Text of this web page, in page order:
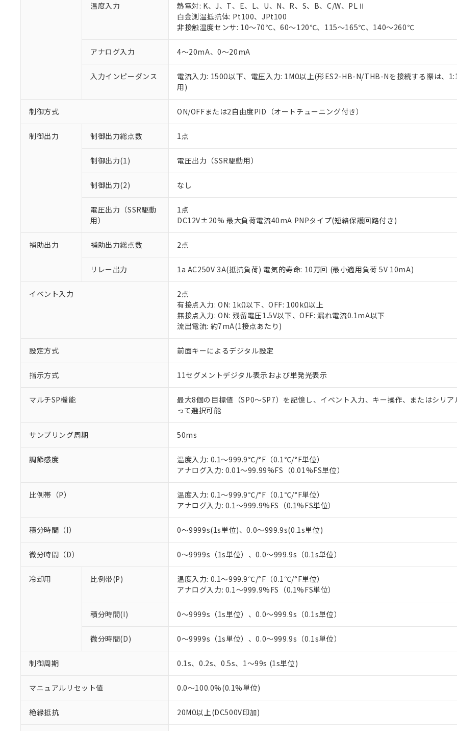
温度入力
熱電対: K、J、T、E、L、U、N、R、S、B、C/W、PLⅡ
白金測温抵抗体: Pt100、JPt100
非接触温度センサ: 10～70℃、60～120℃、115～165℃、140～260℃
アナログ入力 4～20mA、0～20mA
入力インピーダンス
電流入力: 150Ω以下、電圧入力: 1MΩ以上(形ES2-HB-N/THB-Nを接続する際は、
用)
制御方式 ON/OFFまたは2自由度PID（オートチューニング付き）
制御出力 制御出力総点数 1点
制御出力(1) 電圧出力（SSR駆動用）
制御出力(2) なし
電圧出力（SSR駆動
用）
1点
DC12V±20% 最大負荷電流40mA PNPタイプ(短絡保護回路付き)
補助出力 補助出力総点数 2点
リレー出力 1a AC250V 3A(抵抗負荷) 電気的寿命: 10万回 (最小適用負荷 5V 10mA)
イベント入力
2点
有接点入力: ON: 1kΩ以下、OFF: 100kΩ以上
無接点入力: ON: 残留電圧1.5V以下、OFF: 漏れ電流0.1mA以下
流出電流: 約7mA(1接点あたり)
設定方式 前面キーによるデジタル設定
指示方式 11セグメントデジタル表示および単発光表示
マルチSP機能
最大8個の目標値（SP0～SP7）を記憶し、イベント入力、キー操作、またはシリア
って選択可能
サンプリング周期 50ms
調節感度
温度入力: 0.1～999.9℃/°F（0.1℃/°F単位）
アナログ入力: 0.01～99.99%FS（0.01%FS単位）
比例帯（P）
温度入力: 0.1～999.9℃/°F（0.1℃/°F単位）
アナログ入力: 0.1～999.9%FS（0.1%FS単位）
積分時間（I） 0～9999s(1s単位)、0.0～999.9s(0.1s単位)
微分時間（D） 0～9999s（1s単位）、0.0～999.9s（0.1s単位）
冷却用 比例帯(P)
温度入力: 0.1～999.9℃/°F（0.1℃/°F単位）
アナログ入力: 0.1～999.9%FS（0.1%FS単位）
積分時間(I) 0～9999s（1s単位）、0.0～999.9s（0.1s単位）
微分時間(D) 0～9999s（1s単位）、0.0～999.9s（0.1s単位）
制御周期 0.1s、0.2s、0.5s、1～99s (1s単位)
マニュアルリセット値 0.0～100.0%(0.1%単位)
絶縁抵抗 20MΩ以上(DC500V印加)
ご利用条件
以下の条件をお読みいただき、同意のうえご利用ください。
本サービスは、当社制御機器事業取扱商品の当社在庫状況および標準価格(税抜)を
くものです。
当社制御機器事業取扱商品の中には、本サービスの対象外となる商品もあることを
在庫状況および標準価格照会結果は、記載している更新日時点での社内データに基
い。
正式な納期状況および標準価格はお客様のお取引先、またはお客様担当のオムロン
オムロン制御機器販売店や当社販売拠点は「
在庫状況および標準価格結果を当社の事前の承諾なく第三者に漏洩または開示しな
す。
マイパーツ機能（部品リスト作成サービス）をご利用いただくには、I-Webメンバ
ている必要があります。
お客様が当ウェブサイト上で当社にご登録された部品リストについて、当社および
が、当社の製品・サービスに関するお客様との取引・商談に必要な範囲で利用す
いる法人を指します。
※1 対応状況
対応済み：EU RoHS指令（10物質）の非含有に対応した製品が提供可能な商品です。
対応予定：EU RoHS指令（10物質）の非含有に対応した製品に切り替える予定のある商
対応予定なし：EU RoHS指令（10物質）の非含有に非対応の商品で、対応品を出す予
調査・確認中：EU RoHS指令（10物質）の非含有の対応状況を調査中または確認中の商
非該当品：ライセンス料など無形物で、有害物質有無と関係のない商品です。
があります。
*EU RoHS指令（10物質）：
フタル酸ビス(2-エチルヘキシル) (DEHP)(別名：DOP) 1000ppm以下、フタル酸ブチルベンジル（BBP）
ル（DBP） 1000ppm以下、フタル酸ジイソブチル (DIBP) 1000ppm以下
但し、RoHS指令で産業用監視および制御機器に対する適用除外項目は除く。
フタル酸エステル類の４物質については閾値を超える意図的な使用がないことを確認しています。
部品在庫の切り替え状況などにより、予定月が前後することがあります。
※3 非含有証明書ダウンロード
EU RoHS指令（10物質）の非含有証明書
51物質の非含有証明書（当社基準）
※本証明書は発行日時点で非含有を証明するもので、過去に遡って非含有を証明するも
また、RoHS指令のフタル酸エステル類４物質の対応では、対応完了までの期間は出
混在することから備考欄に対応日を記載しておりました。
既に当社にて対応品への在庫切替を完了していることから、特段のことがない限り、
り割愛しております。
※1 中国RoHS○×表
「○」：最大均質材料含有率が中国RoHSの基準値以下であることを示します。
「×」：最大均質材料含有率が中国RoHSの基準値を超えていることを示します。
*中国RoHS10物質の基準値 (GB/T26572)：
Pb(鉛) :1000ppm、 Hg(水銀) : 1000ppm、 Cd(カドミウム) : 100ppm、
DEHP(フタル酸ビス(2-エチルヘキシル)) : 1000ppm
※2 環境保護使用期限
「10」：通常の使用状況下において有害物質が外部に漏えいし、環境に深刻な影響を及
味します。
「－」：未確認です。当社販売部門へお問い合わせください。
当社は、これら貴社製品のうち、外国為替および外国貿易法に定める商品（以下｢
う）を輸出または国外への提供する場合は、日本国政府の輸出許可(または役務取
などの必要な手続きをとります。
当社は規制貨物を破棄する場合は、完全に破砕するなど、違法に輸出されないよう
ます。
当社は貴社製品を、核兵器、ミサイル、化学兵器、生物兵器またはその他武器並び
また当社は、販売先および販売に係わる関係者が違法に輸出するおそれがある場合
たしません。
合意する
号
－
在庫なし(最新の在庫状況については、お客様のお取引先、またはお客様担当
空
受注生産機種、また在庫状況の情報を公開していない機種